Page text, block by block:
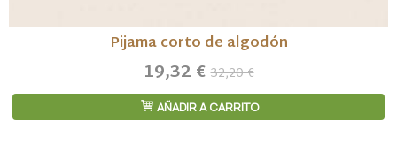
Pijama corto de algodón
19,32 €32,20 €
AÑADIR A CARRITO